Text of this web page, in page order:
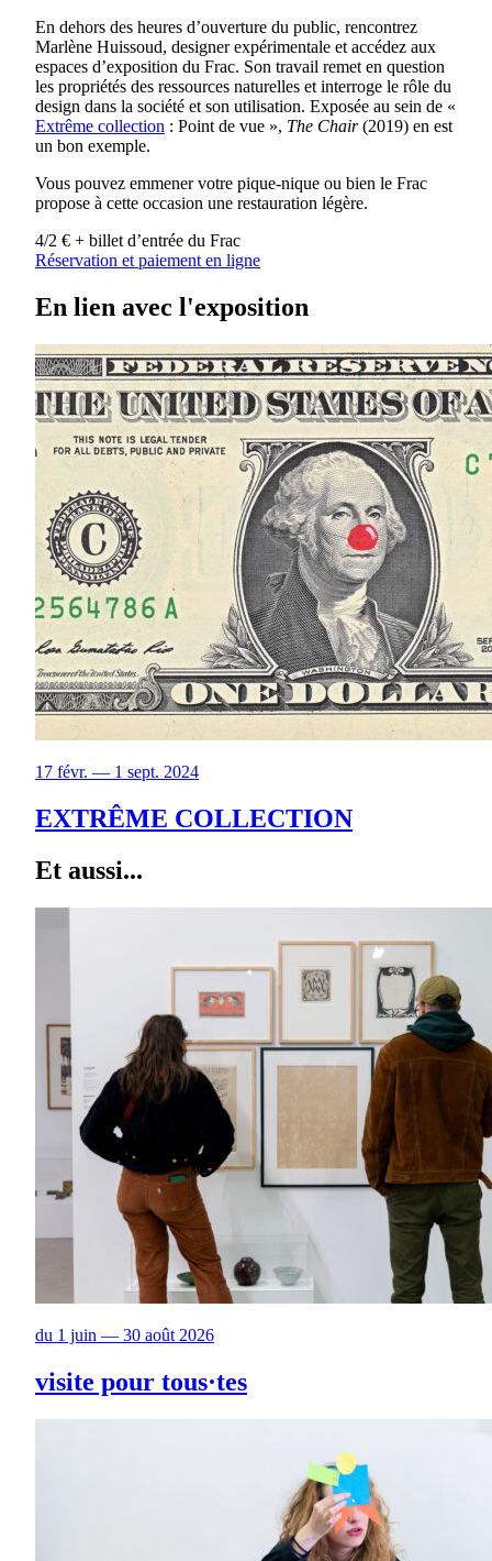
En dehors des heures d’ouverture du public, rencontrez
Marlène Huissoud, designer expérimentale et accédez aux
espaces d’exposition du Frac. Son travail remet en question
les propriétés des ressources naturelles et interroge le rôle du
design dans la société et son utilisation. Exposée au sein de «
Extrême collection : Point de vue », The Chair(2019) en est
un bon exemple.
Vous pouvez emmener votre pique-nique ou bien le Frac
propose à cette occasion une restauration légère.
4/2 € + billet d’entrée du Frac
Réservation et paiement en ligne
En lien avec l'exposition
17 févr. — 1 sept. 2024
EXTRÊME COLLECTION
Et aussi...
du 1 juin — 30 août 2026
visite pour tous·tes